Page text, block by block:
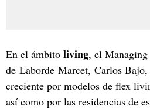
En el ámbito living, el
de Laborde Marcet, Carlos Bajo,
creciente por modelos de flex
así como por las residencias de